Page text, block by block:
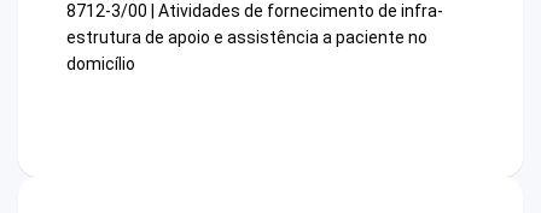
8712-3/00 | Atividades de fornecimento de infra-
estrutura de apoio e assistência a paciente no
domicílio